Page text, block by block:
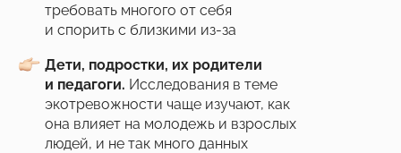
требовать многого от себя
и спорить с близкими из-за
Дети, подростки, их родители
и педагоги. Исследования в теме
экотревожности чаще изучают, как
она влияет на молодежь и взрослых
людей, и не так много данных